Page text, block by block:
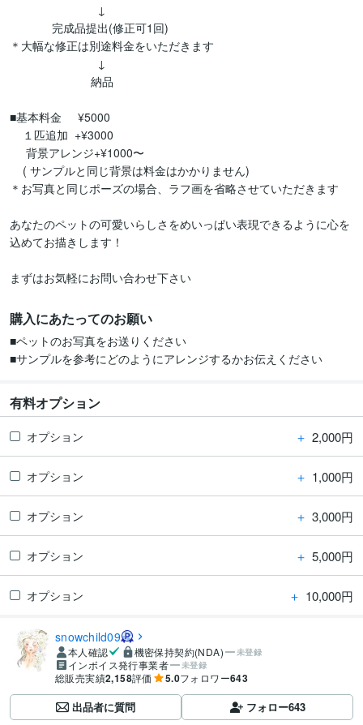
＊大幅な修正は別途料金をいただきます
■基本料金     ¥5000
＊お写真と同じポーズの場合、ラフ画を省略させていただきます
あなたのペットの可愛いらしさをめいっぱい表現できるように心を
込めてお描きします！
まずはお気軽にお問い合わせ下さい
購入にあたってのお願い
■ペットのお写真をお送りください
■サンプルを参考にどのようにアレンジするかお伝えください
有料オプション
オプション ＋ 2,000円
オプション ＋ 1,000円
オプション ＋ 3,000円
オプション ＋ 5,000円
オプション ＋ 10,000円
snowchild09
本人確認 機密保持契約(NDA) 未登録
インボイス発行事業者 未登録
総販売実績2,158評価 5.0フォロワー643
出品者に質問 フォロー643